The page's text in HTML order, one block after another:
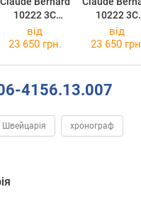
10222 3C
BUARIN
10222 3C
BUIN1
від
23 650 грн.
від
23 650
4156.13.007
Швейцарія хронограф